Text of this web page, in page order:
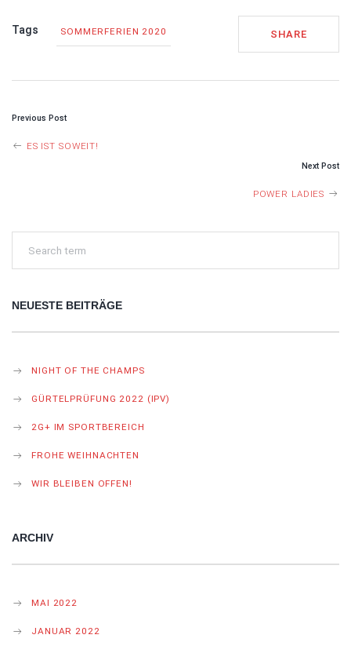
Tags SOMMERFERIEN 2020 SHARE
Previous Post
ES IST SOWEIT!
Next Post
POWER LADIES
NEUESTE BEITRÄGE
NIGHT OF THE CHAMPS
GÜRTELPRÜFUNG 2022 (IPV)
2G+ IM SPORTBEREICH
FROHE WEIHNACHTEN
WIR BLEIBEN OFFEN!
ARCHIV
MAI 2022
JANUAR 2022